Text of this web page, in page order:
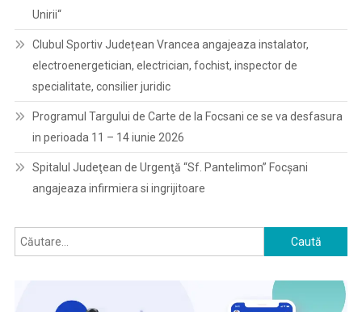
Unirii“
Clubul Sportiv Județean Vrancea angajeaza instalator,
electroenergetician, electrician, fochist, inspector de
specialitate, consilier juridic
Programul Targului de Carte de la Focsani ce se va desfasura
in perioada 11 – 14 iunie 2026
Spitalul Judeţean de Urgenţă “Sf. Pantelimon” Focşani
angajeaza infirmiera si ingrijitoare
Caută
după: